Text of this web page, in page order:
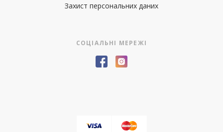
Захист персональних даних
СОЦІАЛЬНІ МЕРЕЖІ